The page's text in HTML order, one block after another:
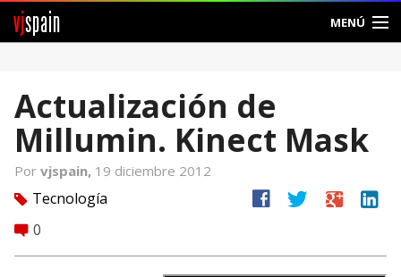
vjspain MENÚ
Foros
Noticias
Vjspain
Ayuda
Actualización de
Millumin. Kinect Mask
Por vjspain, 19 diciembre 2012
tag Tecnología
comment 0
facebook twitter google linkedin